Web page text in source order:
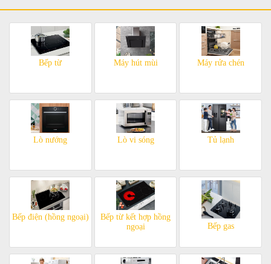
Bếp từ Máy hút mùi Máy rửa chén
Lò nướng Lò vi sóng Tủ lạnh
Bếp điện (hồng ngoại)
Bếp từ kết hợp hồng
ngoại
Bếp gas